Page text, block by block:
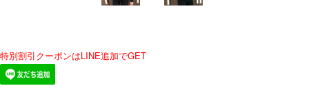
特別割引クーポンはLINE追加でGET